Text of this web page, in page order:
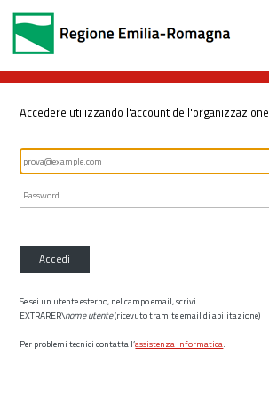
Accedere utilizzando l'account dell'organizzazione
Accedi
Se sei un utente esterno, nel campo email, scrivi
EXTRARER\nome utente(ricevuto tramite email di abilitazione)
Per problemi tecnici contatta l’assistenza informatica.